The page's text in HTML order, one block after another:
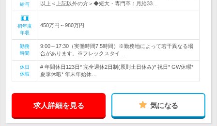
給与
以上＜上記以外の方＞◆短大・専門卒：月給33…
初年度
年収
450万円～980万円
勤務
時間
9:00～17:30（実働時間7.5時間）※勤務地によって若干異なる場
合があります。※フレックスタイ…
休日
休暇
# 年間休日123日* 完全週休2日制(原則土日休み)* 祝日* GW休暇*
夏季休暇* 年末年始休…
求人詳細を見る 気になる